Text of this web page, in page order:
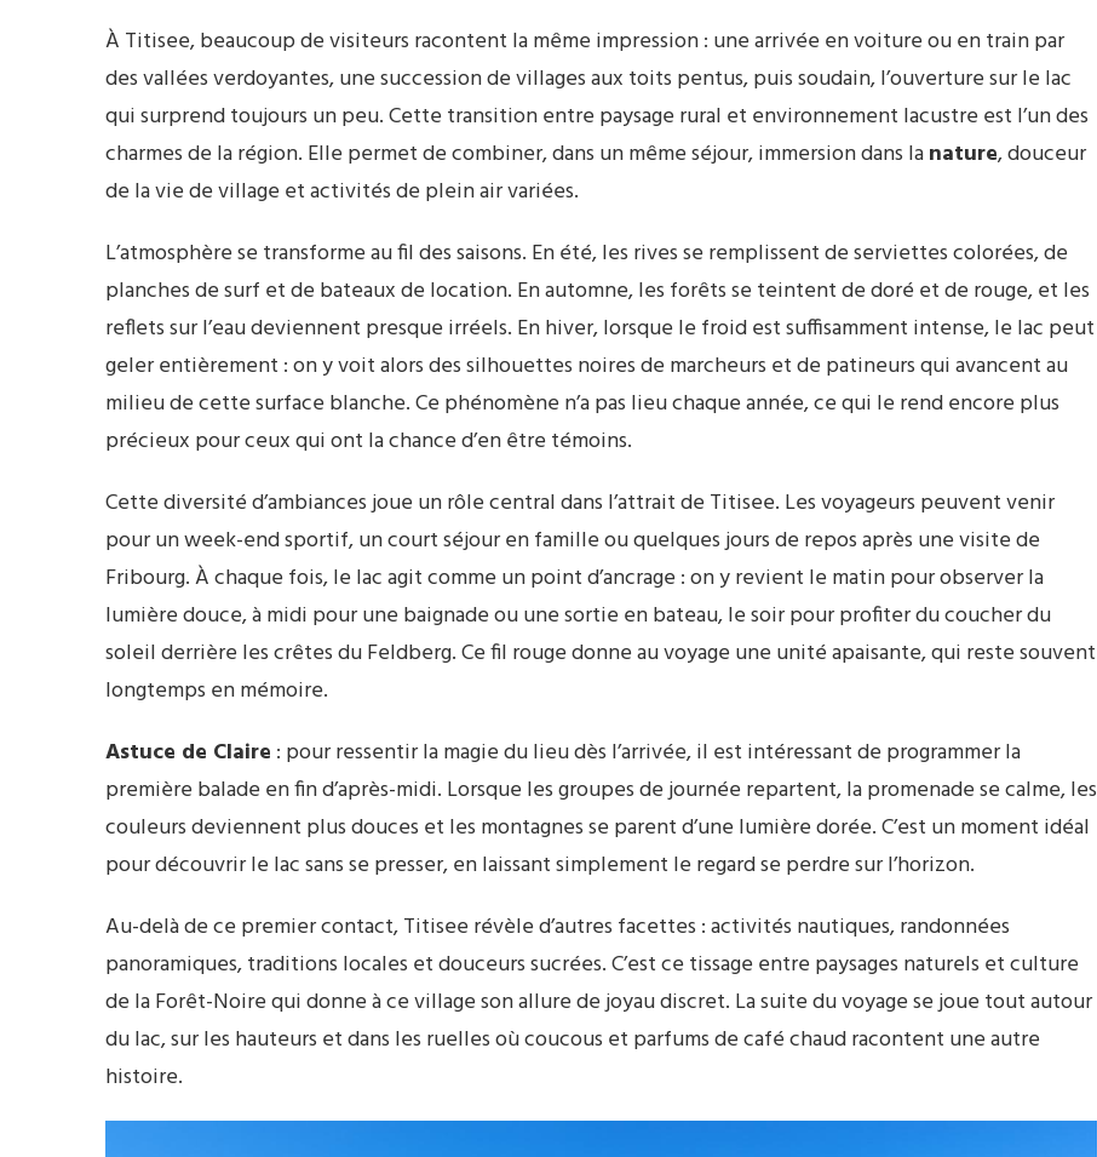
À Titisee, beaucoup de visiteurs racontent la même impression : une arrivée en voiture ou en train par
des vallées verdoyantes, une succession de villages aux toits pentus, puis soudain, l’ouverture sur le lac
qui surprend toujours un peu. Cette transition entre paysage rural et environnement lacustre est l’un des
charmes de la région. Elle permet de combiner, dans un même séjour, immersion dans lanature, douceur
de la vie de village et activités de plein air variées.
L’atmosphère se transforme au fil des saisons. En été, les rives se remplissent de serviettes colorées, de
planches de surf et de bateaux de location. En automne, les forêts se teintent de doré et de rouge, et les
reflets sur l’eau deviennent presque irréels. En hiver, lorsque le froid est suffisamment intense, le lac peut
geler entièrement : on y voit alors des silhouettes noires de marcheurs et de patineurs qui avancent au
milieu de cette surface blanche. Ce phénomène n’a pas lieu chaque année, ce qui le rend encore plus
précieux pour ceux qui ont la chance d’en être témoins.
Cette diversité d’ambiances joue un rôle central dans l’attrait de Titisee. Les voyageurs peuvent venir
pour un week-end sportif, un court séjour en famille ou quelques jours de repos après une visite de
Fribourg. À chaque fois, le lac agit comme un point d’ancrage : on y revient le matin pour observer la
lumière douce, à midi pour une baignade ou une sortie en bateau, le soir pour profiter du coucher du
soleil derrière les crêtes du Feldberg. Ce fil rouge donne au voyage une unité apaisante, qui reste souvent
longtemps en mémoire.
Astuce de Claire : pour ressentir la magie du lieu dès l’arrivée, il est intéressant de programmer la
première balade en fin d’après-midi. Lorsque les groupes de journée repartent, la promenade se calme, les
couleurs deviennent plus douces et les montagnes se parent d’une lumière dorée. C’est un moment idéal
pour découvrir le lac sans se presser, en laissant simplement le regard se perdre sur l’horizon.
Au-delà de ce premier contact, Titisee révèle d’autres facettes : activités nautiques, randonnées
panoramiques, traditions locales et douceurs sucrées. C’est ce tissage entre paysages naturels et culture
de la Forêt-Noire qui donne à ce village son allure de joyau discret. La suite du voyage se joue tout autour
du lac, sur les hauteurs et dans les ruelles où coucous et parfums de café chaud racontent une autre
histoire.